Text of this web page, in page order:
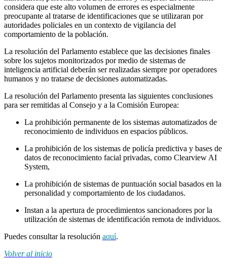
considera que este alto volumen de errores es especialmente
preocupante al tratarse de identificaciones que se utilizaran por
autoridades policiales en un contexto de vigilancia del
comportamiento de la población.
La resolución del Parlamento establece que las decisiones finales
sobre los sujetos monitorizados por medio de sistemas de
inteligencia artificial deberán ser realizadas siempre por operadores
humanos y no tratarse de decisiones automatizadas.
La resolución del Parlamento presenta las siguientes conclusiones
para ser remitidas al Consejo y a la Comisión Europea:
La prohibición permanente de los sistemas automatizados de
reconocimiento de individuos en espacios públicos.
La prohibición de los sistemas de policía predictiva y bases de
datos de reconocimiento facial privadas, como Clearview AI
System,
La prohibición de sistemas de puntuación social basados en la
personalidad y comportamiento de los ciudadanos.
Instan a la apertura de procedimientos sancionadores por la
utilización de sistemas de identificación remota de individuos.
Puedes consultar la resolución aquí.
Volver al inicio